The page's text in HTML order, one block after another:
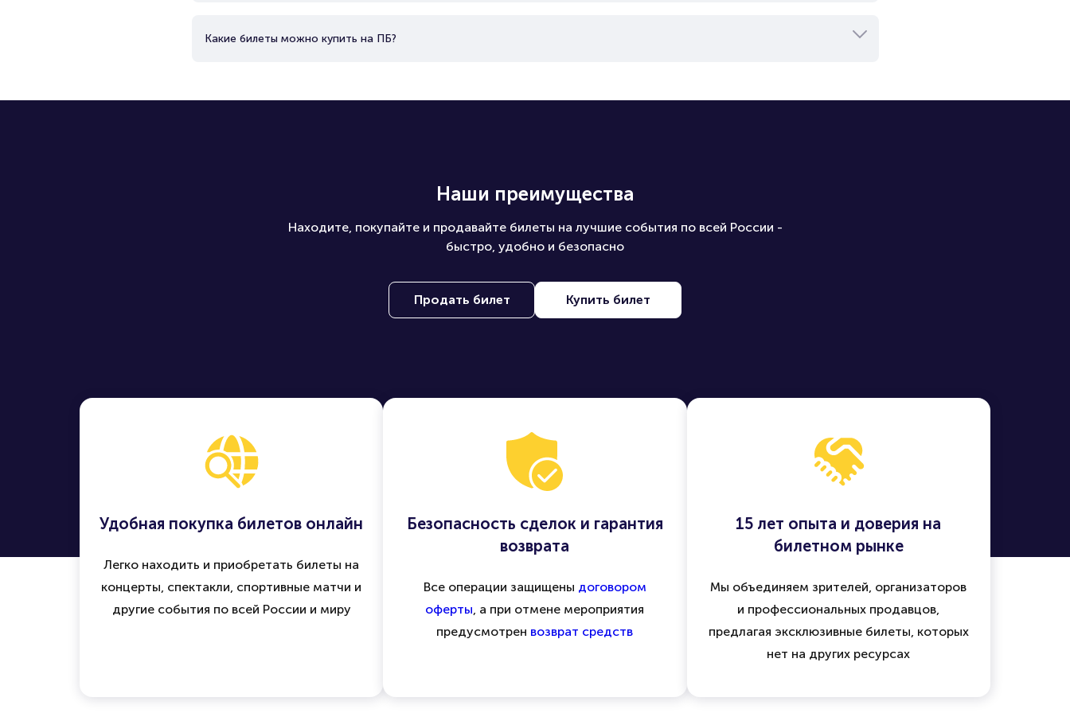
«Солнце».
Какие билеты можно купить на ПБ?
Наши преимущества
Находите, покупайте и продавайте билеты на лучшие события по всей России -
быстро, удобно и безопасно
Продать билет Купить билет
Удобная покупка билетов онлайн
Легко находить и приобретать билеты на
концерты, спектакли, спортивные матчи и
другие события по всей России и миру
Безопасность сделок и гарантия
возврата
Все операции защищены договором
оферты, а при отмене мероприятия
предусмотрен возврат средств
15 лет опыта и доверия на
билетном рынке
Мы объединяем зрителей, организаторов
и профессиональных продавцов,
предлагая эксклюзивные билеты, которых
нет на других ресурсах